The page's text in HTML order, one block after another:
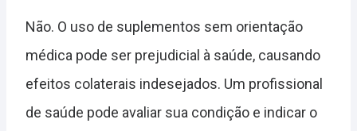
Não. O uso de suplementos sem orientação
médica pode ser prejudicial à saúde, causando
efeitos colaterais indesejados. Um profissional
de saúde pode avaliar sua condição e indicar o